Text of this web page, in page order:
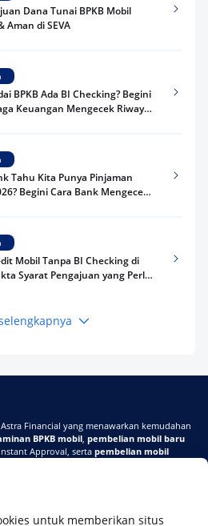
untuk memberikan situs
Dana Tunai BPKB Mobil
Aman di SEVA
BPKB Ada BI Checking? Begini
Keuangan Mengecek Riwayat
Tahu Kita Punya Pinjaman
Begini Cara Bank Mengecek
Mobil Tanpa BI Checking di
Syarat Pengajuan yang Perlu
2 Hari, Apakah Langsung
Simak Peraturan
2026
Financial yang menawarkan kemudahan
BPKB mobil, pembelian mobil baru
Approval, serta pembelian mobil